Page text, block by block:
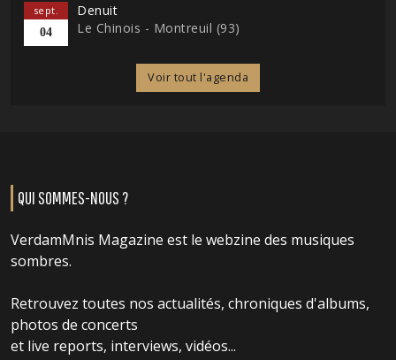
sept.
04
Denuit
Le Chinois - Montreuil (93)
Voir tout l'agenda
QUI SOMMES-NOUS ?
VerdamMnis Magazine est le webzine des musiques
sombres.
Retrouvez toutes nos actualités, chroniques d'albums,
photos de concerts
et live reports, interviews, vidéos...